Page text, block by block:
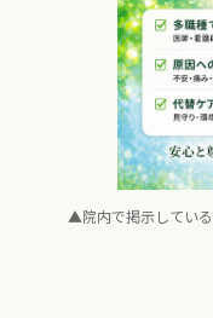
▲院内で掲示している